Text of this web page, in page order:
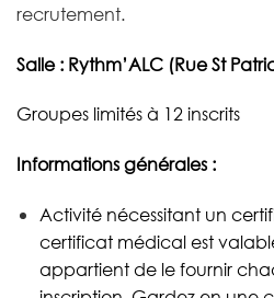
recrutement.
Salle : Rythm’ALC (Rue St
Groupes limités à 12 inscrits
Informations générales :
Activité nécessitant un
certificat médical est
appartient de le fournir